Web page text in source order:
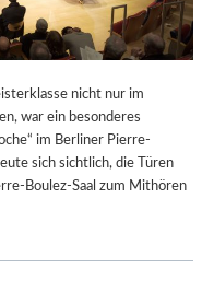
nicht nur im
war ein besonderes
im Berliner Pierre-
sich sichtlich, die Türen
Boulez-Saal zum Mithören